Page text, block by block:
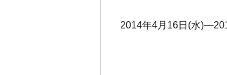
2014年4月16日(水